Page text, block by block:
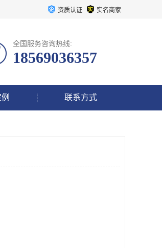
资质认证 实名商家
全国服务咨询热线:
18569036357
联系方式